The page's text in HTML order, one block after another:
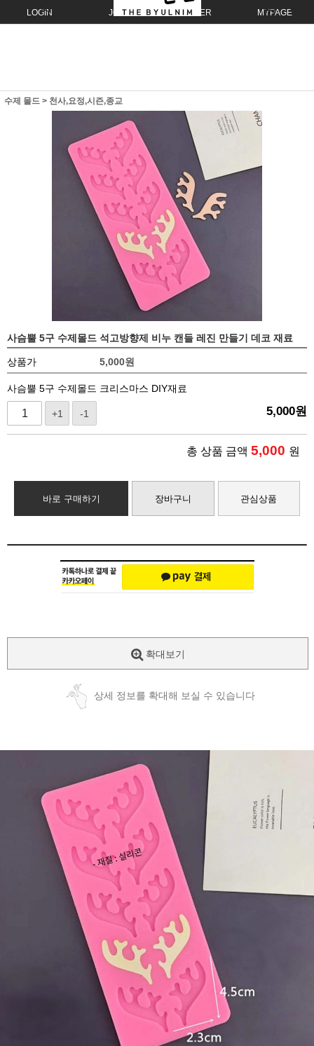
LOGIN JOIN ORDER MYPAGE
수제 몰드 > 천사,요정,시즌,종교
사슴뿔 5구 수제몰드 석고방향제 비누 캔들 레진 만들기 데코 재료
상품가 5,000원
사슴뿔 5구 수제몰드 크리스마스 DIY재료
+1 -1 5,000원
총 상품 금액 5,000 원
바로 구매하기 장바구니 관심상품
확대보기
상세 정보를 확대해 보실 수 있습니다